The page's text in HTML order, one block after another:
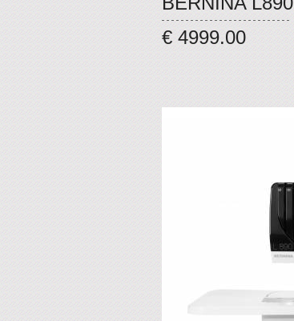
€ 4999.00